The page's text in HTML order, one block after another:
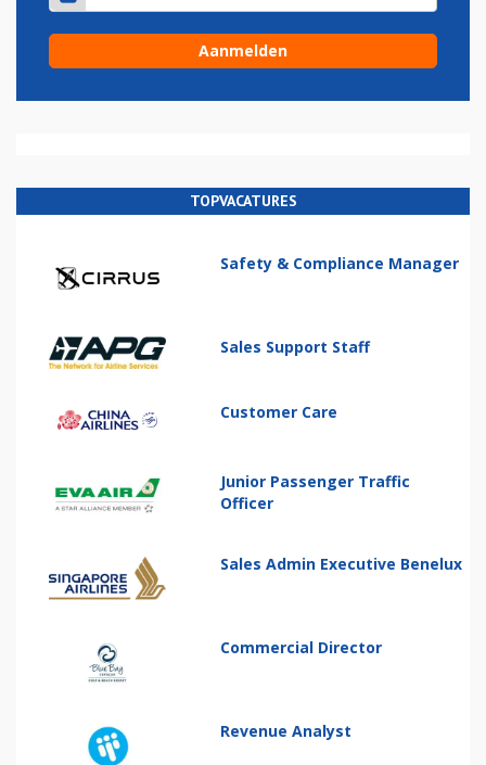
TOPVACATURES
Safety & Compliance Manager
Sales Support Staff
Customer Care
Junior Passenger Traffic
Officer
Sales Admin Executive Benelux
Commercial Director
Revenue Analyst